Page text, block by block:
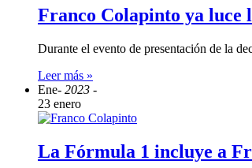
Franco Colapinto ya luce
Durante el evento de presentación de la
Leer más »
Ene- 2023 -
23 enero
La Fórmula 1 incluye a